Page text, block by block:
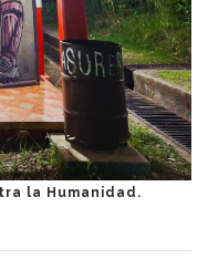
la Humanidad.